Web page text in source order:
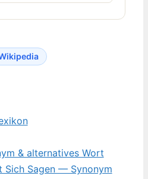
& alternatives Wort
Sich Sagen — Synonym